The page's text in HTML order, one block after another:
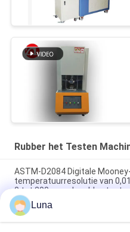
Rubber het Testen
ASTM-D2084 Digitale
temperatuurresolutie van
0 tot 200 voor de rubbertest
Het laboratorium gebruikte
Spaandercontrole Rubber
Luna